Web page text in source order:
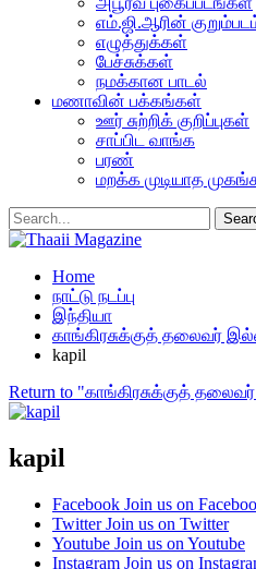
எம்.ஜி.ஆரின்
எழுத்துக்கள்
பேச்சுக்கள்
நமக்கான பாடல்
மணாவின் பக்கங்கள்
ஊர் சுற்றிக் குறிப்புகள்
சாப்பிட வாங்க
பரண்
மறக்க முடியாத
Home
நாட்டு நடப்பு
இந்தியா
காங்கிரசுக்குத் தலைவர்
kapil
Return to "காங்கிரசுக்குத்
kapil
Facebook Join us on
Twitter Join us on Twitter
Youtube Join us on Youtube
Instagram Join us on